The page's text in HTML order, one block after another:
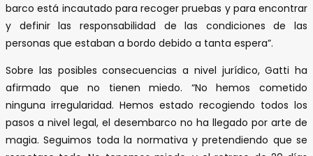
barco está incautado para recoger pruebas y para encontrar
y definir las responsabilidad de las condiciones de las
personas que estaban a bordo debido a tanta espera”.
Sobre las posibles consecuencias a nivel jurídico, Gatti ha
afirmado que no tienen miedo. “No hemos cometido
ninguna irregularidad. Hemos estado recogiendo todos los
pasos a nivel legal, el desembarco no ha llegado por arte de
magia. Seguimos toda la normativa y pretendiendo que se